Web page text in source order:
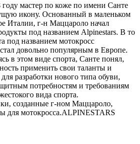
мастер по коже по имени Санте
икону. Основанный в маленьком
Италии, г-н Маццароло начал
под названием Alpinestars. В то
под названием мотокросс
довольно популярным в Европе.
в этом виде спорта, Санте понял,
применить свои таланты и
разработки нового типа обуви,
потребностям и требованиям
вида спорта.
созданные г-ном Маццароло,
для мотокросса.ALPINESTARS